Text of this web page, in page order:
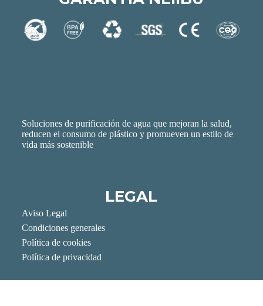
Soluciones de purificación de agua que mejoran la salud,
reducen el consumo de plástico y promueven un estilo de
vida más sostenible
LEGAL
Aviso Legal
Condiciones generales
Política de cookies
Política de privacidad
REDES